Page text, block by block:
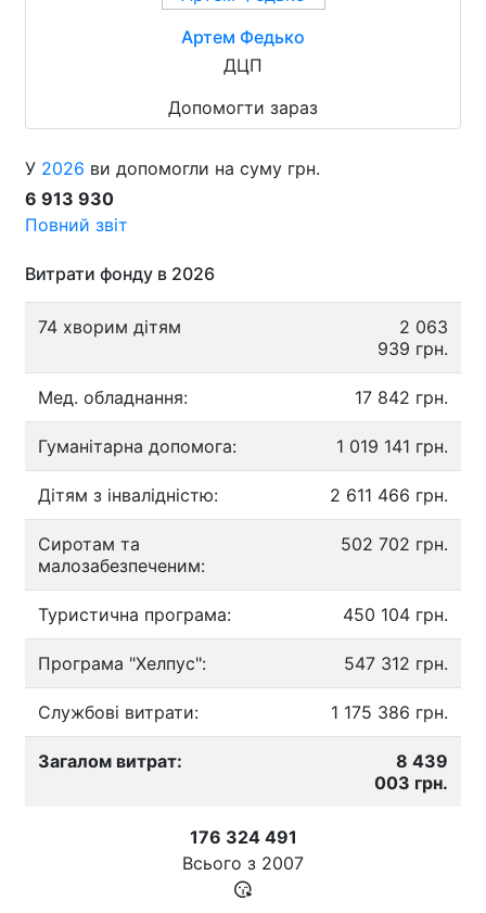
Артем Федько
ДЦП
Допомогти зараз
У 2026 ви допомогли на суму грн.
6 913 930
Повний звіт
Витрати фонду в 2026
74 хворим дітям
2 063
939 грн.
Мед. обладнання: 17 842 грн.
Гуманітарна допомога: 1 019 141 грн.
Дітям з інвалідністю: 2 611 466 грн.
Сиротам та
малозабезпеченим:
502 702 грн.
Туристична програма: 450 104 грн.
Програма "Хелпус": 547 312 грн.
Службові витрати: 1 175 386 грн.
Загалом витрат:
8 439
003 грн.
176 324 491
Всього з 2007